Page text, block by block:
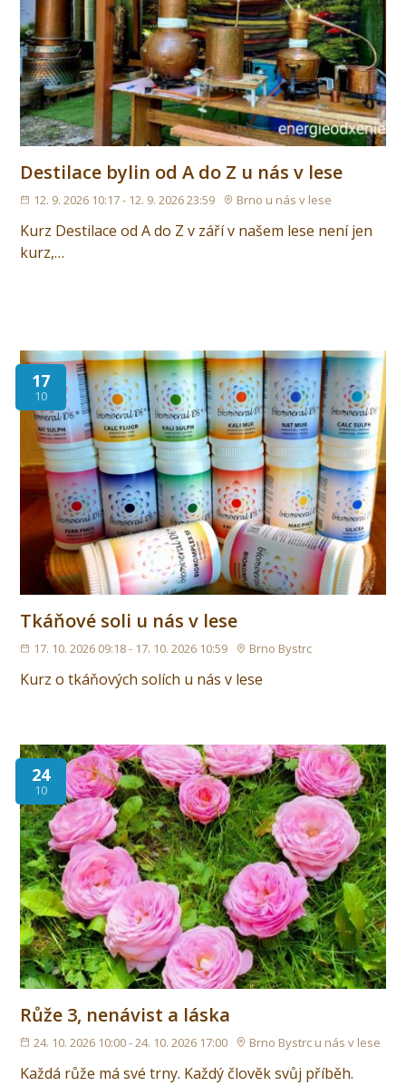
Destilace bylin od A do Z u nás v lese
12. 9. 2026 10:17 - 12. 9. 2026 23:59 Brno u nás v lese
Kurz Destilace od A do Z v září v našem lese není jen
kurz,…
17
10
Tkáňové soli u nás v lese
17. 10. 2026 09:18 - 17. 10. 2026 10:59 Brno Bystrc
Kurz o tkáňových solích u nás v lese
24
10
Růže 3, nenávist a láska
24. 10. 2026 10:00 - 24. 10. 2026 17:00 Brno Bystrc u nás v lese
Každá růže má své trny. Každý člověk svůj příběh.